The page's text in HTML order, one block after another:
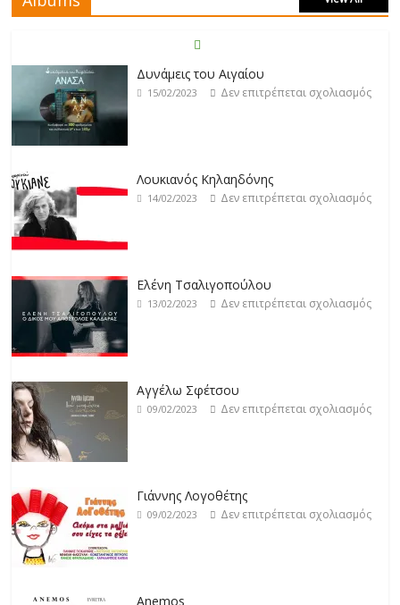
17/02/2023 Δεν επιτρέπεται σχολιασμός
19/02/2023 Δεν επιτρέπεται σχολιασμός
19/02/2023 Δεν επιτρέπεται σχολιασμός
Δυνάμεις του Αιγαίου
15/02/2023 Δεν επιτρέπεται σχολιασμός
Λουκιανός Κηλαηδόνης
14/02/2023 Δεν επιτρέπεται σχολιασμός
Ελένη Τσαλιγοπούλου
13/02/2023 Δεν επιτρέπεται σχολιασμός
Αγγέλω Σφέτσου
09/02/2023 Δεν επιτρέπεται σχολιασμός
Γιάννης Λογοθέτης
09/02/2023 Δεν επιτρέπεται σχολιασμός
Anemos